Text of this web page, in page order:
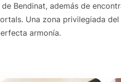
Bendinat, además de
Una zona privilegiada
armonía.